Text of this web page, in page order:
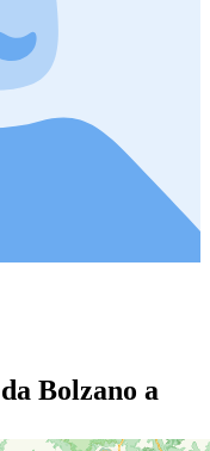
Bolzano a